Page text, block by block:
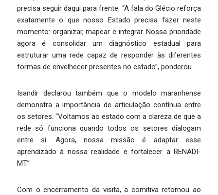
precisa seguir daqui para frente. “A fala do Glécio reforça
exatamente o que nosso Estado precisa fazer neste
momento: organizar, mapear e integrar. Nossa prioridade
agora é consolidar um diagnóstico estadual para
estruturar uma rede capaz de responder às diferentes
formas de envelhecer presentes no estado”, ponderou.
Isandir declarou também que o modelo maranhense
demonstra a importância de articulação contínua entre
os setores. “Voltamos ao estado com a clareza de que a
rede só funciona quando todos os setores dialogam
entre si. Agora, nossa missão é adaptar esse
aprendizado à nossa realidade e fortalecer a RENADI-
MT.”
Com o encerramento da visita, a comitiva retornou ao